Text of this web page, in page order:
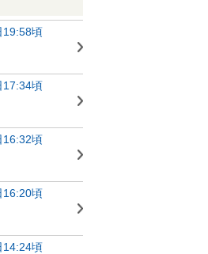
19:58頃
17:34頃
16:32頃
16:20頃
14:24頃